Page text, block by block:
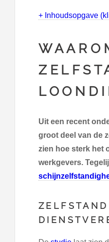
+ Inhoudsopgave
Uit een recent
groot deel van de
zien hoe sterk het
werkgevers.